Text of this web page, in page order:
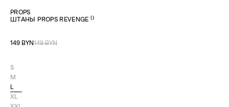
PROPS
ШТАНЫ PROPS REVENGE()
149 BYN149 BYN
S
M
XL